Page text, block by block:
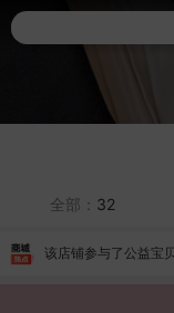
全部： 32
该店铺参与了公益宝